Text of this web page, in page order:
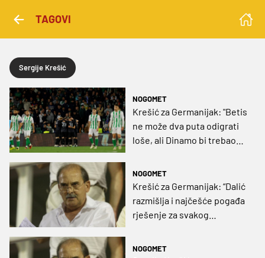
TAGOVI
Sergije Krešić
NOGOMET
Krešić za Germanijak: "Betis
ne može dva puta odigrati
loše, ali Dinamo bi trebao
nemoguće prognozirati"
NOGOMET
Krešić za Germanijak: “Dalić
razmišlja i najčešće pogađa
rješenje za svakog
NOGOMET